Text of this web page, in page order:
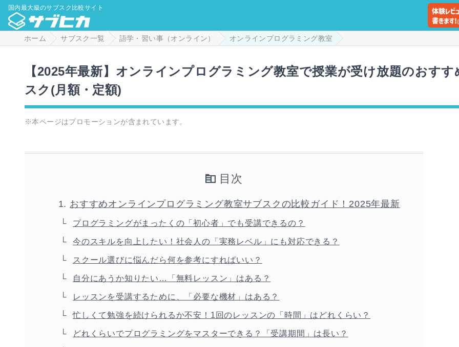
国内最大級のサブスク比較サイト
ホーム サブスク一覧 語学・習い事（オンライン） オンラインプログラミング教室
【2025年最新】オンラインプログラミング教室で授業が受け放題のおすす
スク(月額・定額)
※本ページはプロモーションが含まれています。
目次
おすすめオンラインプログラミング教室サブスクの比較ガイド！2025年最新
プログラミングがまったくの「初心者」でも受講できるの？
今のスキルを向上したい！社会人の「実務レベル」にも対応できる？
スクール選びに悩んだら何を参考にすればいい？
自分にあうか知りたい…「無料レッスン」はある？
レッスンを受講するために、「必要な機材」はある？
忙しくて勉強を続けられるか不安！1回のレッスンの「時間」はどれくらい？
どれくらいでプログラミングをマスターできる？「受講期間」は長い？